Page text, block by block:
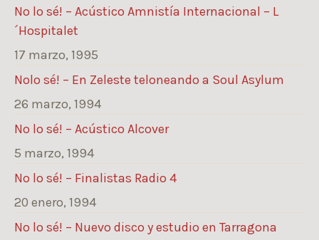
No lo sé! – Acústico Amnistía Internacional – L
´Hospitalet
17 marzo, 1995
Nolo sé! – En Zeleste teloneando a Soul Asylum
26 marzo, 1994
No lo sé! – Acústico Alcover
5 marzo, 1994
No lo sé! – Finalistas Radio 4
20 enero, 1994
No lo sé! – Nuevo disco y estudio en Tarragona